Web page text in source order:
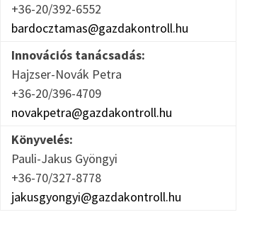
+36-20/392-6552
bardocztamas@gazdakontroll.hu
Innovációs tanácsadás:
Hajzser-Novák Petra
+36-20/396-4709
novakpetra@gazdakontroll.hu
Könyvelés:
Pauli-Jakus Gyöngyi
+36-70/327-8778
jakusgyongyi@gazdakontroll.hu